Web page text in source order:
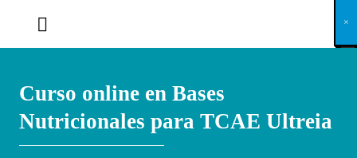
Curso online en Bases
Nutricionales para TCAE Ultreia
X
×
×
×
×
×
×
×
×
×
×
×
×
×
×
×
×
×
×
×
×
×
×
×
×
×
×
×
×
×
×
×
×
×
×
×
×
×
×
×
×
×
×
×
×
×
×
×
×
×
×
×
×
×
×
×
×
×
×
×
×
×
×
×
×
×
×
×
×
×
×
×
×
×
×
×
×
×
×
×
×
×
×
×
×
×
×
×
×
×
×
×
×
×
×
×
×
×
×
×
×
×
×
×
×
×
×
×
×
×
×
×
×
×
×
×
×
×
×
×
×
×
×
×
×
×
×
×
×
×
×
×
×
×
×
×
×
×
×
×
×
×
×
×
×
×
×
×
×
×
×
×
×
×
×
×
×
×
×
×
×
×
×
×
×
×
×
×
×
×
×
×
×
×
×
×
×
×
×
×
×
×
×
×
×
×
×
×
×
×
×
×
×
×
×
×
×
×
×
×
×
×
×
×
×
×
×
×
×
×
×
×
×
×
×
×
×